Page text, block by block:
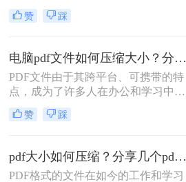
足，还是传输速度过慢，都会给我们
的工作和生活带来不便。那么，pdf文
方法，帮助您轻松压缩PDF文件，优
化文件大小，提高存储和传输效率。
赞 踩
电脑pdf文件如何压缩大小？分享2个好用的方法！
PDF文件由于其跨平台、可携带的特
点，成为了许多人在办公和学习中常
用的文件格式。然而，有时候我们会
遇到PDF文件过大，导致传输或存储
压缩大小呢？本文将介绍几种常见的
电脑PDF文件压缩大小的方法。
赞 踩
pdf大小如何压缩？分享几个pdf压缩技巧！
PDF格式的文件在如今的工作和学习